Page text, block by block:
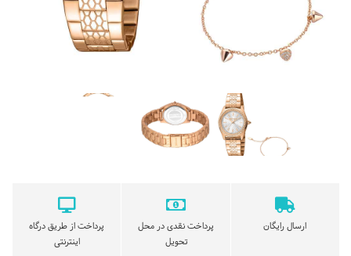
ارسال رایگان
پرداخت نقدی در محل
تحویل
پرداخت از طریق درگاه
اینترنتی